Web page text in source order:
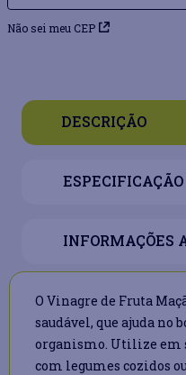
Não sei meu CEP
DESCRIÇÃO
ESPECIFICAÇÃO
INFORMAÇÕES
O Vinagre de Fruta
saudável, que ajuda no
organismo. Utilize em
com legumes cozidos